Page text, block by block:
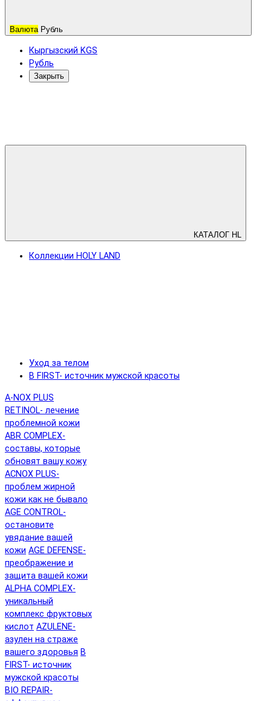
Валюта Рубль
Кыргызский KGS
Рубль
Закрыть
КАТАЛОГ HL
Коллекции HOLY LAND
Уход за телом
B FIRST- источник мужской красоты
A-NOX PLUS
RETINOL- лечение
проблемной кожи
ABR COMPLEX-
составы, которые
обновят вашу кожу
ACNOX PLUS-
проблем жирной
кожи как не бывало
AGE CONTROL-
остановите
увядание вашей
кожи AGE DEFENSE-
преображение и
защита вашей кожи
ALPHA COMPLEX-
уникальный
комплекс фруктовых
кислот AZULENE-
азулен на страже
вашего здоровья B
FIRST- источник
мужской красоты
BIO REPAIR-